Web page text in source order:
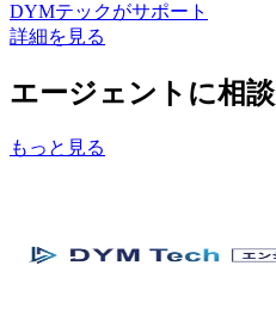
DYMテックがサポート
詳細を見る
エージェントに相談
もっと見る